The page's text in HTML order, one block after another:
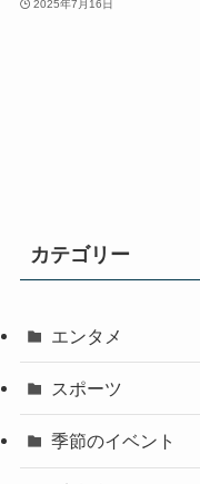
2025年7月16日
カテゴリー
エンタメ
スポーツ
季節のイベント